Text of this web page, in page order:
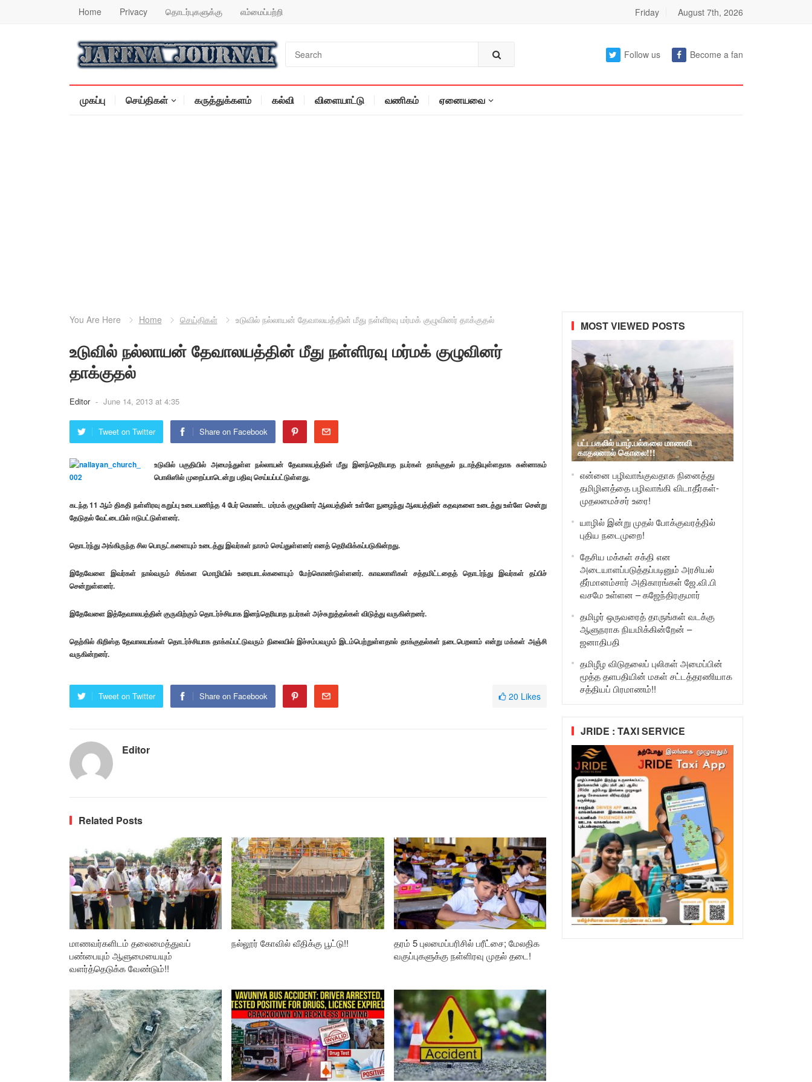
Home Privacy தொடர்புகளுக்கு எம்மைப்பற்றி Friday August 7th, 2026
Follow us Become a fan
முகப்பு செய்திகள் கருத்துக்களம் கல்வி விளையாட்டு வணிகம் ஏனையவை
You Are Here Home செய்திகள் உடுவில் நல்லாயன் தேவாலயத்தின் மீது நள்ளிரவு மர்மக் குழுவினர் தாக்குதல்
உடுவில் நல்லாயன் தேவாலயத்தின் மீது நள்ளிரவு மர்மக் குழுவினர்
தாக்குதல்
Editor - June 14, 2013 at 4:35
Tweet on Twitter Share on Facebook
உடுவில் பகுதியில் அமைந்துள்ள நல்லாயன் தேவாலயத்தின் மீது இனந்தெரியாத நபர்கள் தாக்குதல் நடாத்தியுள்ளதாக சுன்னாகம்
பொலிஸில் முறைப்பாடென்று பதிவு செய்யப்பட்டுள்ளது.
கடந்த 11 ஆம் திகதி நள்ளிரவு கறுப்பு உடையணிந்த 4 பேர் கொண்ட மர்மக் குழுவினர் ஆலயத்தின் உள்ளே நுழைந்து ஆலயத்தின் கதவுகளை உடைத்து உள்ளே சென்று
தேடுதல் வேட்டையில் ஈடுபட்டுள்ளனர்.
தொடர்ந்து அங்கிருந்த சில பொருட்களையும் உடைத்து இவர்கள் நாசம் செய்துள்ளனர் எனத் தெரிவிக்கப்படுகின்றது.
இதேவேளை இவர்கள் நால்வரும் சிங்கள மொழியில் உரையாடல்களையும் மேற்கொண்டுள்ளனர். காவலாளிகள் சத்தமிட்டதைத் தொடர்ந்து இவர்கள் தப்பிச்
சென்றுள்ளனர்.
இதேவேளை இத்தேவாலயத்தின் குருவிற்கும் தொடர்ச்சியாக இனந்தெரியாத நபர்கள் அச்சுறுத்தல்கள் விடுத்து வருகின்றனர்.
தெற்கில் கிறிஸ்த தேவாலயங்கள் தொடர்ச்சியாக தாக்கப்பட்டுவரும் நிலையில் இச்சம்பவமும் இடம்பெற்றுள்ளதால் தாக்குதல்கள் நடைபெறலாம் என்று மக்கள் அஞ்சி
வருகின்றனர்.
Tweet on Twitter Share on Facebook 20 Likes
Editor
Related Posts
மாணவர்களிடம் தலைமைத்துவப்
பண்பையும் ஆளுமையையும்
வளர்த்தெடுக்க வேண்டும்!!
நல்லூர் கோவில் வீதிக்கு பூட்டு!!
தரம் 5 புலமைப்பரிசில் பரீட்சை; மேலதிக
வகுப்புகளுக்கு நள்ளிரவு முதல் தடை!
MOST VIEWED POSTS
பட்டபகலில் யாழ்.பல்கலை மாணவி
காதலனால் கொலை!!!
என்னை பழிவாங்குவதாக நினைத்து
தமிழினத்தை பழிவாங்கி விடாதீர்கள்-
முதலமைச்சர் உரை!
யாழில் இன்று முதல் போக்குவரத்தில்
புதிய நடைமுறை!
தேசிய மக்கள் சக்தி என
அடையாளப்படுத்தப்படினும் அரசியல்
தீர்மானம்சார் அதிகாரங்கள் ஜே.வி.பி
வசமே உள்ளன – கஜேந்திரகுமார்
தமிழர் ஒருவரைத் தாருங்கள் வடக்கு
ஆளுநராக நியமிக்கின்றேன் –
ஜனாதிபதி
தமிழீழ விடுதலைப் புலிகள் அமைப்பின்
மூத்த தளபதியின் மகள் சட்டத்தரணியாக
சத்தியப் பிரமாணம்!!
JRIDE : TAXI SERVICE